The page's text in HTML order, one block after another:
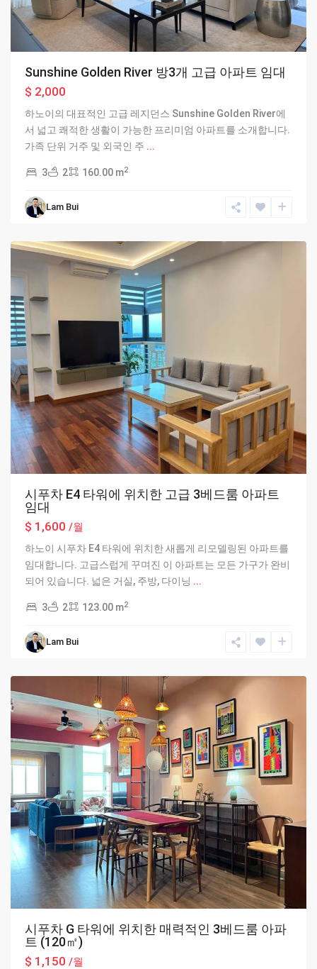
Sunshine Golden River 방3개 고급 아파트 임대
$ 2,000
하노이의 대표적인 고급 레지던스 Sunshine Golden River에
서 넓고 쾌적한 생활이 가능한 프리미엄 아파트를 소개합니다.
가족 단위 거주 및 외국인 주 ...
3 2 160.00 m2
Lam Bui
Ciputra
Hanoi,
시푸차 E4 타워에 위치한 고급 3베드룸 아파트
임대
$ 1,600 /월
하노이 시푸차 E4 타워에 위치한 새롭게 리모델링된 아파트를
임대합니다. 고급스럽게 꾸며진 이 아파트는 모든 가구가 완비
되어 있습니다. 넓은 거실, 주방, 다이닝 ...
3 2 123.00 m2
Lam Bui
Ciputra
Hanoi,
시푸차 G 타워에 위치한 매력적인 3베드룸 아파
트 (120㎡)
$ 1,150 /월